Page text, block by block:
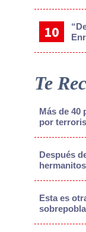
Te
Más de 40
por
Después
Esta es